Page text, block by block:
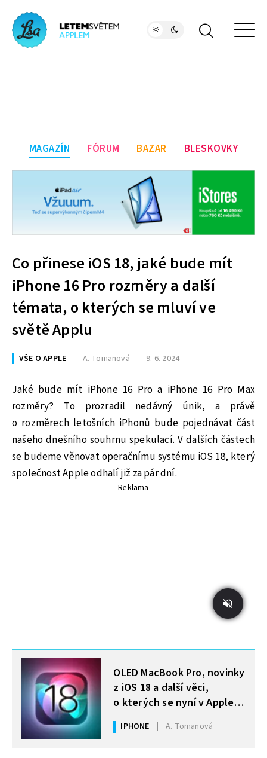
MAGAZÍN FÓRUM BAZAR BLESKOVKY
Co přinese iOS 18, jaké bude mít
iPhone 16 Pro rozměry a další
témata, o kterých se mluví ve
světě Applu
VŠE O APPLE A. Tomanová 9. 6. 2024
Jaké bude mít iPhone 16 Pro a iPhone 16 Pro Max
rozměry? To prozradil nedávný únik, a právě
o rozměrech letošních iPhonů bude pojednávat část
našeho dnešního souhrnu spekulací. V dalších částech
se budeme věnovat operačnímu systému iOS 18, který
společnost Apple odhalí již za pár dní.
Reklama
MOHLO BY VÁS ZAJÍMAT
OLED MacBook Pro, novinky
z iOS 18 a další věci,
o kterých se nyní v Apple
světě šušká
IPHONE A. Tomanová